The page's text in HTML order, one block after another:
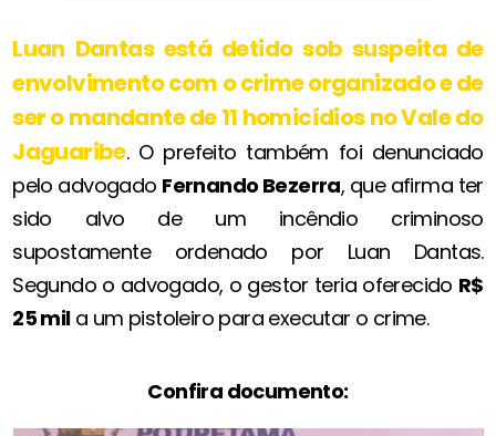
Luan Dantas está detido sob suspeita de
envolvimento com o crime organizado e de
ser o mandante de11 homicídiosno Vale do
Jaguaribe. O prefeito também foi denunciado
pelo advogado Fernando Bezerra, que afirma ter
sido alvo de um incêndio criminoso
supostamente ordenado por Luan Dantas.
Segundo o advogado, o gestor teria oferecido R$
25 mila um pistoleiro para executar o crime.
Confira documento: